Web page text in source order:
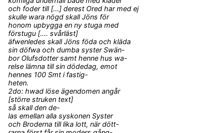
och foder till [...] derest Ored har med ej
skulle wara nögd skall Jöns för
honom upbygga en ny stuga med
förstugu [.... svårläst]
äfwenledes skall Jöns föda och kläda
sin döfwa och dumba syster Swän-
bor Olufsdotter samt henne hus wa-
relse lämna till sin dödedag, emot
hennes 100 Smt i fastig-
heten.
2do: hwad löse ägendomen angår
[större struken text]
så skall den de-
las emellan alla syskonen Syster
och Broderna till lika lott, när dött-